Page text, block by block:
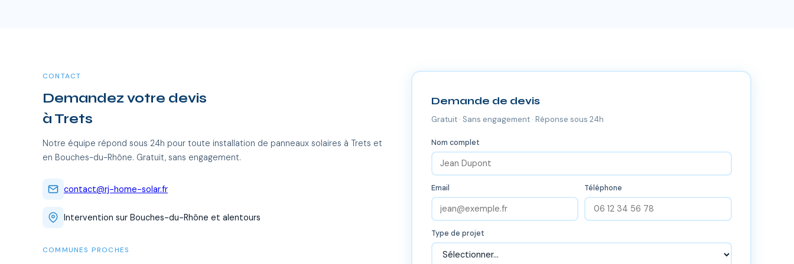
CONTACT
Demandez votre devis
à Trets
Notre équipe répond sous 24h pour toute installation de panneaux solaires à Trets et
en Bouches-du-Rhône. Gratuit, sans engagement.
contact@rj-home-solar.fr
Intervention sur Bouches-du-Rhône et alentours
COMMUNES PROCHES
Demande de devis
Gratuit · Sans engagement · Réponse sous 24h
Nom complet
Email Téléphone
Type de projet